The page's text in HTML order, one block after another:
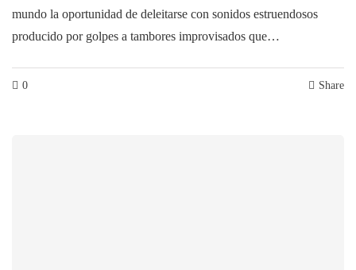
mundo la oportunidad de deleitarse con sonidos estruendosos
producido por golpes a tambores improvisados que…
0 Share